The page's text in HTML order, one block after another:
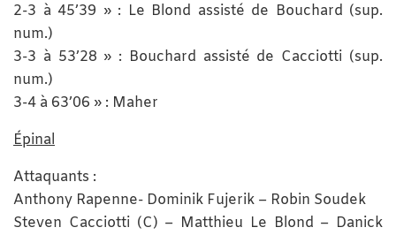
2-3 à 45’39 » : Le Blond assisté de Bouchard (sup.
num.)
3-3 à 53’28 » : Bouchard assisté de Cacciotti (sup.
num.)
3-4 à 63’06 » : Maher
Épinal
Attaquants :
Anthony Rapenne- Dominik Fujerik – Robin Soudek
Steven Cacciotti (C) – Matthieu Le Blond – Danick